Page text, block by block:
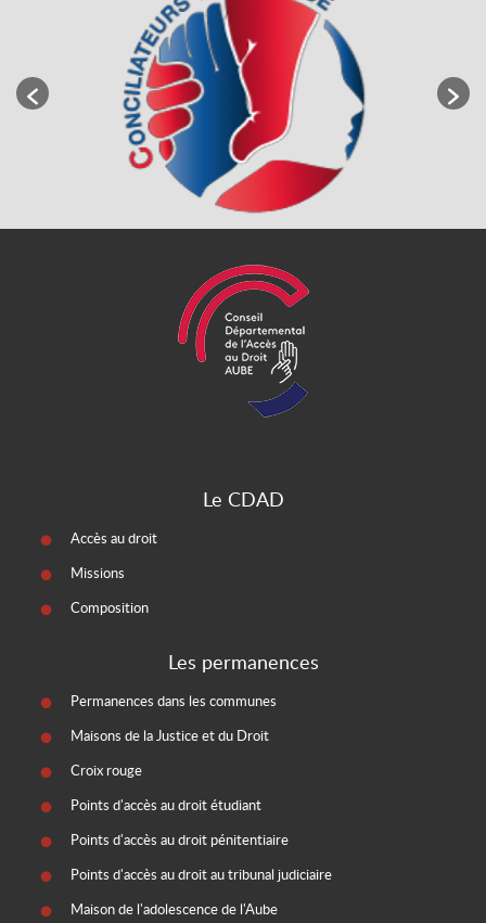
Le CDAD
Accès au droit
Missions
Composition
Les permanences
Permanences dans les communes
Maisons de la Justice et du Droit
Croix rouge
Points d'accès au droit étudiant
Points d'accès au droit pénitentiaire
Points d'accès au droit au tribunal judiciaire
Maison de l'adolescence de l'Aube